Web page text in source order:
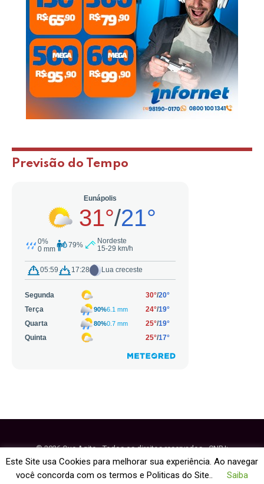
Previsão do Tempo
© 2026 Que Agito - Todos os direitos reservados - CNPJ:
64.884.270/0001-95
Este Site usa Cookies para melhorar sua experiência. Ao navegar
você concorda com os termos e Politicas do Site..
Saiba